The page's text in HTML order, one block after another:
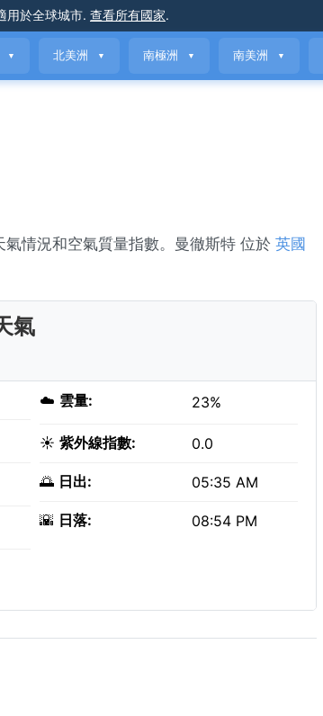
用於全球城市. 查看所有國家.
▼ 北美洲 ▼ 南極洲 ▼ 南美洲 ▼
情況和空氣質量指數。曼徹斯特 位於 英國
氣
☁️ 雲量: 23%
☀️ 紫外線指數: 0.0
🌅 日出: 05:35 AM
🌇 日落: 08:54 PM